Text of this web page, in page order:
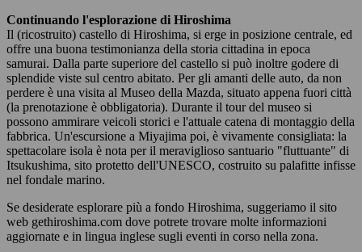
Continuando l'esplorazione di Hiroshima
Il (ricostruito) castello di Hiroshima, si erge in posizione centrale, ed
offre una buona testimonianza della storia cittadina in epoca
samurai. Dalla parte superiore del castello si può inoltre godere di
splendide viste sul centro abitato. Per gli amanti delle auto, da non
perdere è una visita al Museo della Mazda, situato appena fuori città
(la prenotazione è obbligatoria). Durante il tour del museo si
possono ammirare veicoli storici e l'attuale catena di montaggio della
fabbrica. Un'escursione a Miyajima poi, è vivamente consigliata: la
spettacolare isola è nota per il meraviglioso santuario "fluttuante" di
Itsukushima, sito protetto dell'UNESCO, costruito su palafitte infisse
nel fondale marino.
Se desiderate esplorare più a fondo Hiroshima, suggeriamo il sito
web gethiroshima.com dove potrete trovare molte informazioni
aggiornate e in lingua inglese sugli eventi in corso nella zona.